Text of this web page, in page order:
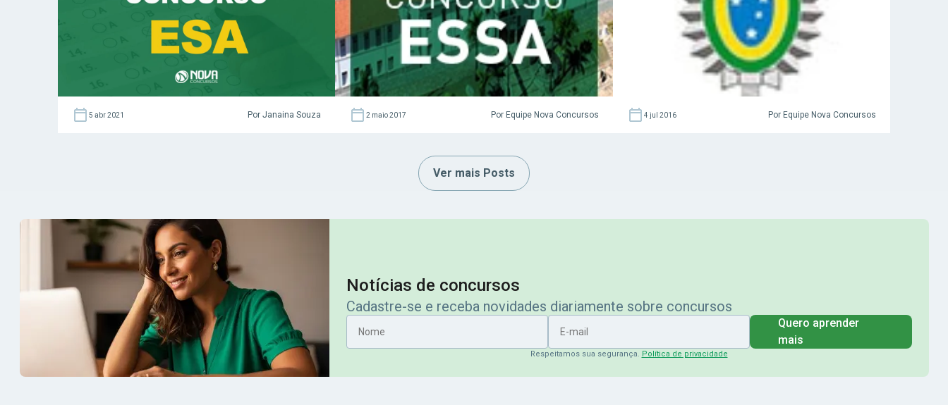
oportunidades são […]
5 abr 2021 Por Janaina Souza
maio de 2017. Previsão De acordo com o
cronograma […]
2 maio 2017 Por Equipe Nova Concursos
vaga no […]
4 jul 2016 Por Equipe Nova Concursos
Ver mais Posts
Notícias de concursos
Cadastre-se e receba novidades diariamente sobre concursos
Nome
E-mail
Quero aprender
mais
Respeitamos sua segurança. Política de privacidade